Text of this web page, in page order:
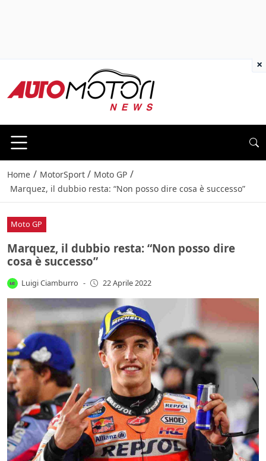
Home / MotorSport / Moto GP /
Marquez, il dubbio resta: “Non posso dire cosa è successo”
Moto GP
Marquez, il dubbio resta: “Non posso dire
cosa è successo”
Luigi Ciamburro - 22 Aprile 2022
×